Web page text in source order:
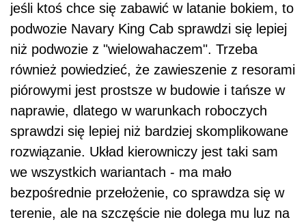
jeśli ktoś chce się zabawić w latanie bokiem, to
podwozie Navary King Cab sprawdzi się lepiej
niż podwozie z "wielowahaczem". Trzeba
również powiedzieć, że zawieszenie z resorami
piórowymi jest prostsze w budowie i tańsze w
naprawie, dlatego w warunkach roboczych
sprawdzi się lepiej niż bardziej skomplikowane
rozwiązanie. Układ kierowniczy jest taki sam
we wszystkich wariantach - ma mało
bezpośrednie przełożenie, co sprawdza się w
terenie, ale na szczęście nie dolega mu luz na